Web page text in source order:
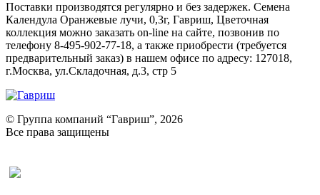
Поставки производятся регулярно и без задержек. Семена
Календула Оранжевые лучи, 0,3г, Гавриш, Цветочная
коллекция можно заказать on-line на сайте, позвонив по
телефону 8-495-902-77-18, а также приобрести (требуется
предварительный заказ) в нашем офисе по адресу: 127018,
г.Москва, ул.Складочная, д.3, стр 5
© Группа компаний “Гавриш”, 2026
Все права защищены